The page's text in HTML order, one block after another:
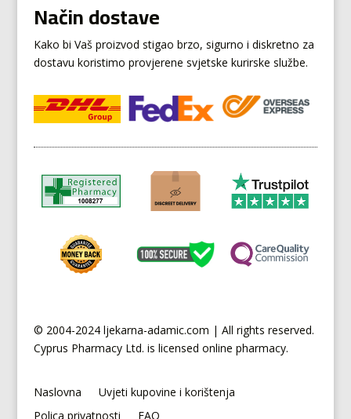
Način dostave
Kako bi Vaš proizvod stigao brzo, sigurno i diskretno za
dostavu koristimo provjerene svjetske kurirske službe.
© 2004-2024 ljekarna-adamic.com | All rights reserved.
Cyprus Pharmacy Ltd. is licensed online pharmacy.
Naslovna
Uvjeti kupovine i korištenja
Polica privatnosti
FAQ